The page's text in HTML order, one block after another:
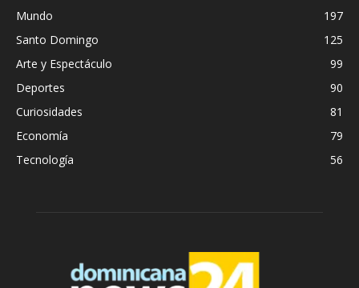
Mundo
197
Santo Domingo
125
Arte y Espectáculo
99
Deportes
90
Curiosidades
81
Economía
79
Tecnología
56